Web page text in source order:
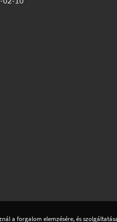
a forgalom elemzésére, és